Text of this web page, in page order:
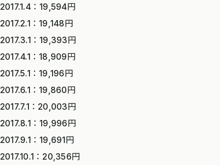
2017.1.4：19,594円
2017.2.1：19,148円
2017.3.1：19,393円
2017.4.1：18,909円
2017.5.1：19,196円
2017.6.1：19,860円
2017.7.1：20,003円
2017.8.1：19,996円
2017.9.1：19,691円
2017.10.1：20,356円